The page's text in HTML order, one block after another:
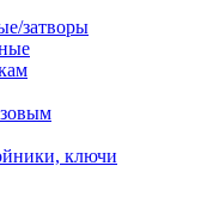
затворы
ключи